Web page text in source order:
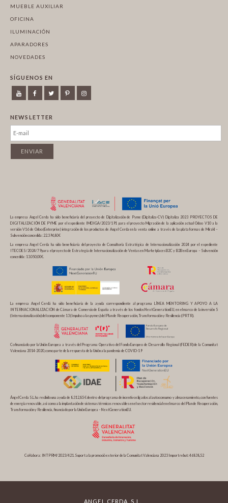
MUEBLE AUXILIAR
OFICINA
ILUMINACIÓN
APARADORES
NOVEDADES
SÍGUENOS EN
NEWSLETTER
La empresa Angel Cerda ha sido beneficiaria del proyecto de Digitalización de Pyme (Digitaliza-CV) Digitaliza 2023 PROYECTOS DE
DIGITALIZACIÓN DE PYME por el expediente IMDIGA/2023/191 para el proyecto Migración de la aplicación actual Odoo V10 a la
versión V16 de Odoo (Enterprise) integración de los productos de Angel Cerda en la venta online a través de las plataformas de Mirakl –
Subvención concedida: 22.396,80€
La empresa Angel Cerda ha sido beneficiaria del proyecto de Consultoría Estratégica de Internacionalización 2024 por el expediente
ITECOES/2024/79 para el proyecto de Estrategia de Internacionalización de Ventas en Marketplaces B2C y B2B en Europa – Subvención
concedida: 13.050,00€.
La empresa Angel Cerdá ha sido beneficiaria de la ayuda correspondiente al programa LÍNEA MENTORING Y APOYO A LA
INTERNACIONALIZACIÓN de Cámara de Comercio de España a través de los fondos NextGenerationEU, en el marco de la inversión 5
(Internacionalización) del componente 13 (Impulso a las pymes) del Plan de Recuperación, Transformación y Resiliencia (PRTR).
Cofinanciado por la Unión Europea a través del Programa Operativo del Fondo Europeo de Desarrollo Regional (FEDER) de la Comunitat
Valenciana 2014-2020, como parte de la respuesta de la Unión a la pandemia de COVID-19
Ángel Cerda S.L. ha recibido una ayuda de 8.312,85 € dentro del programa de incentivos ligados al autoconsumo y almacenamiento, con fuentes
de energía renovable, así como a la implantación de sistemas térmicos renovables en el sector residencial en el marco del Plan de Recuperación,
Transformación y Resiliencia, financiado por la Unión Europea – NextGenerationEU.
Col·labora: INTPRM/2023/421. Suport a la promoció exterior de la Comunitat Valenciana 2023 Import rebut: 46838,52
ANGEL CERDA, S.L.